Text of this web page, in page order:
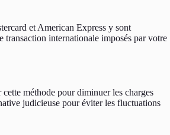
et American Express y sont
transaction internationale imposés par votre
méthode pour diminuer les charges
judicieuse pour éviter les fluctuations